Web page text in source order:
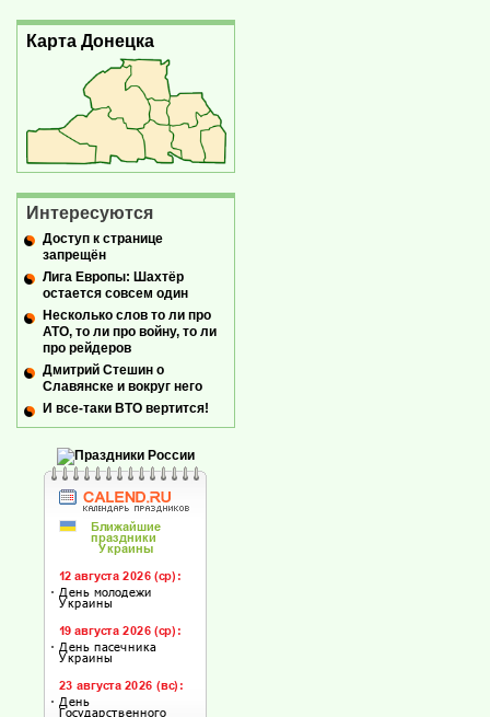
Карта Донецка
Интересуются
Доступ к странице
запрещён
Лига Европы: Шахтёр
остается совсем один
Несколько слов то ли про
АТО, то ли про войну, то ли
про рейдеров
Дмитрий Стешин о
Славянске и вокруг него
И все-таки ВТО вертится!